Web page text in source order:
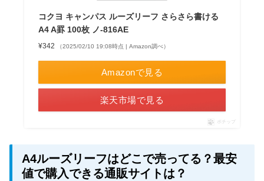
コクヨ キャンパス ルーズリーフ さらさら書ける
A4 A罫 100枚 ノ-816AE
¥342 （2025/02/10 19:08時点 | Amazon調べ）
Amazonで見る
楽天市場で見る
ポチップ
A4ルーズリーフはどこで売ってる？最安
値で購入できる通販サイトは？